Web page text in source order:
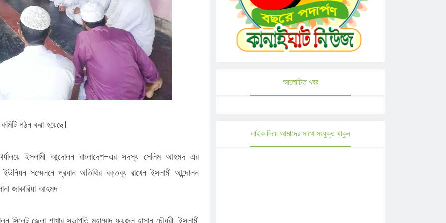
পালনে
আসছেন
সমাবেশ,
আঁধারে
গঠন করা হয়েছে।
ইসলামী আন্দোলন বাংলাদেশ-এর সদস্য সেলিম আহমদ এর
ইউনিয়ন সম্মেলনে প্রধান অতিথির বক্তব্য রাখেন ইসলামী আন্দোলন
জাকারিয়া আহমদ ৷
সিলেট জেলা শাখার সভাপতি মুহাম্মাদ ফয়জুল হাসান চৌধুরী, ইসলামী
আলোচিত খবর
লাইক দিয়ে আমাদের সাথে সংযুক্ত থাকুন